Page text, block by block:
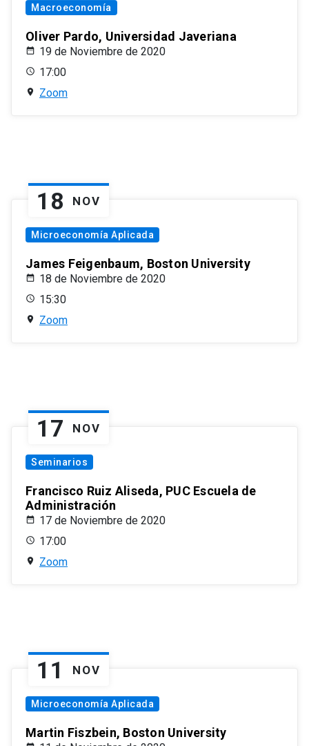
Macroeconomía
Oliver Pardo, Universidad Javeriana
19 de Noviembre de 2020
17:00
Zoom
18 NOV
Microeconomía Aplicada
James Feigenbaum, Boston University
18 de Noviembre de 2020
15:30
Zoom
17 NOV
Seminarios
Francisco Ruiz Aliseda, PUC Escuela de
Administración
17 de Noviembre de 2020
17:00
Zoom
11 NOV
Microeconomía Aplicada
Martin Fiszbein, Boston University